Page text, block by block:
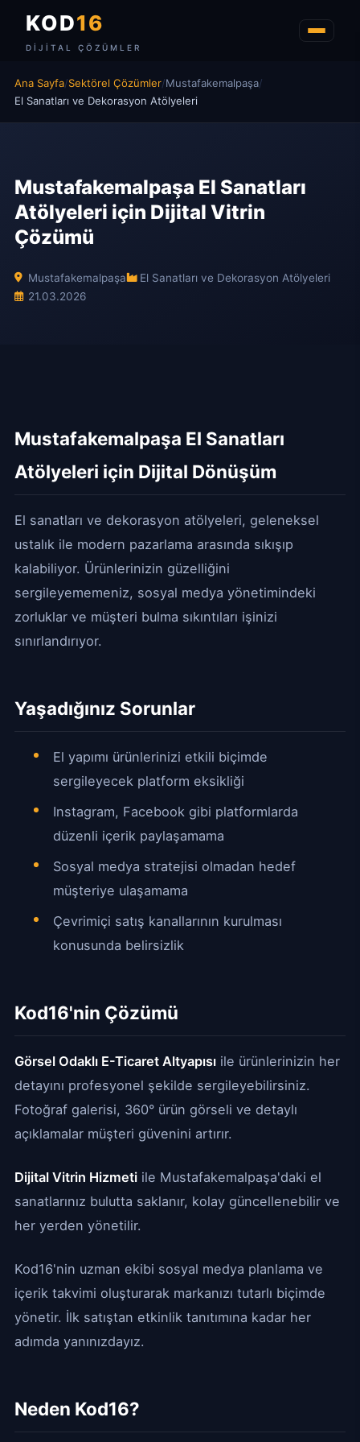
KOD16
DIJITAL ÇÖZÜMLER
Ana Sayfa/Sektörel Çözümler/Mustafakemalpaşa/
El Sanatları ve Dekorasyon Atölyeleri
Mustafakemalpaşa El Sanatları
Atölyeleri için Dijital Vitrin
Çözümü
Mustafakemalpaşa
El Sanatları ve Dekorasyon Atölyeleri
21.03.2026
Mustafakemalpaşa El Sanatları
Atölyeleri için Dijital Dönüşüm
El sanatları ve dekorasyon atölyeleri, geleneksel
ustalık ile modern pazarlama arasında sıkışıp
kalabiliyor. Ürünlerinizin güzelliğini
sergileyememeniz, sosyal medya yönetimindeki
zorluklar ve müşteri bulma sıkıntıları işinizi
sınırlandırıyor.
Yaşadığınız Sorunlar
El yapımı ürünlerinizi etkili biçimde
sergileyecek platform eksikliği
Instagram, Facebook gibi platformlarda
düzenli içerik paylaşamama
Sosyal medya stratejisi olmadan hedef
müşteriye ulaşamama
Çevrimiçi satış kanallarının kurulması
konusunda belirsizlik
Kod16'nin Çözümü
Görsel Odaklı E-Ticaret Altyapısı ile ürünlerinizin her
detayını profesyonel şekilde sergileyebilirsiniz.
Fotoğraf galerisi, 360° ürün görseli ve detaylı
açıklamalar müşteri güvenini artırır.
Dijital Vitrin Hizmeti ile Mustafakemalpaşa'daki el
sanatlarınız bulutta saklanır, kolay güncellenebilir ve
her yerden yönetilir.
Kod16'nin uzman ekibi sosyal medya planlama ve
içerik takvimi oluşturarak markanızı tutarlı biçimde
yönetir. İlk satıştan etkinlik tanıtımına kadar her
adımda yanınızdayız.
Neden Kod16?